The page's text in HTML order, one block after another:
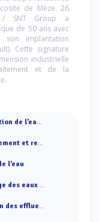
de Mèze. 26
/ SNT Group a
de 50 ans avec
son implantation
Cette signature
industrielle
et de la
forte charge
eaux usées
l’eau
semi-collectif
effluents